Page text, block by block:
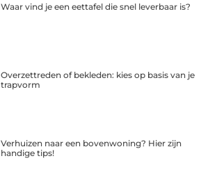
Waar vind je een eettafel die snel leverbaar is?
Overzettreden of bekleden: kies op basis van je
trapvorm
Verhuizen naar een bovenwoning? Hier zijn
handige tips!